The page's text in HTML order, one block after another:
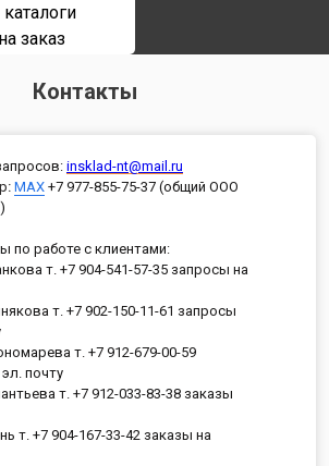
заказ
Контакты
insklad-nt@mail.ru
: MAX +7 977-855-75-37 (общий ООО
по работе с клиентами:
т. +7 904-541-57-35 запросы на
т. +7 902-150-11-61 запросы
т. +7 912-679-00-59
почту
т. +7 912-033-83-38 заказы
т. +7 904-167-33-42 заказы на